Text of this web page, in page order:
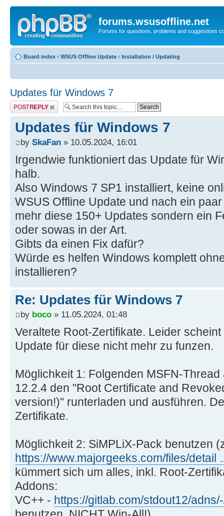
forums.wsusoffline.net
Forums for questions, problems and suggestions
Board index ‹ WSUS Offline Update ‹ Installation / Updating
Updates für Windows 7
Post a reply
Updates für Windows 7
by SkaFan » 10.05.2024, 16:01
Irgendwie funktioniert das Update für
halb.
Also Windows 7 SP1 installiert, keine
WSUS Offline Update und nach ein
mehr diese 150+ Updates sondern ein
oder sowas in der Art.
Gibts da einen Fix dafür?
Würde es helfen Windows komplett
installieren?
Re: Updates für Windows 7
by boco » 11.05.2024, 01:48
Veraltete Root-Zertifikate. Leider
Update für diese nicht mehr zu funzen.
Möglichkeit 1: Folgenden MSFN-
12.2.4 den "Root Certificate and
version!)" runterladen und ausführen.
Zertifikate.
Möglichkeit 2: SiMPLiX-Pack benutzen
https://www.majorgeeks.com/files/detail
kümmert sich um alles, inkl. Root-
Addons:
VC++ - https://gitlab.com/stdout12/